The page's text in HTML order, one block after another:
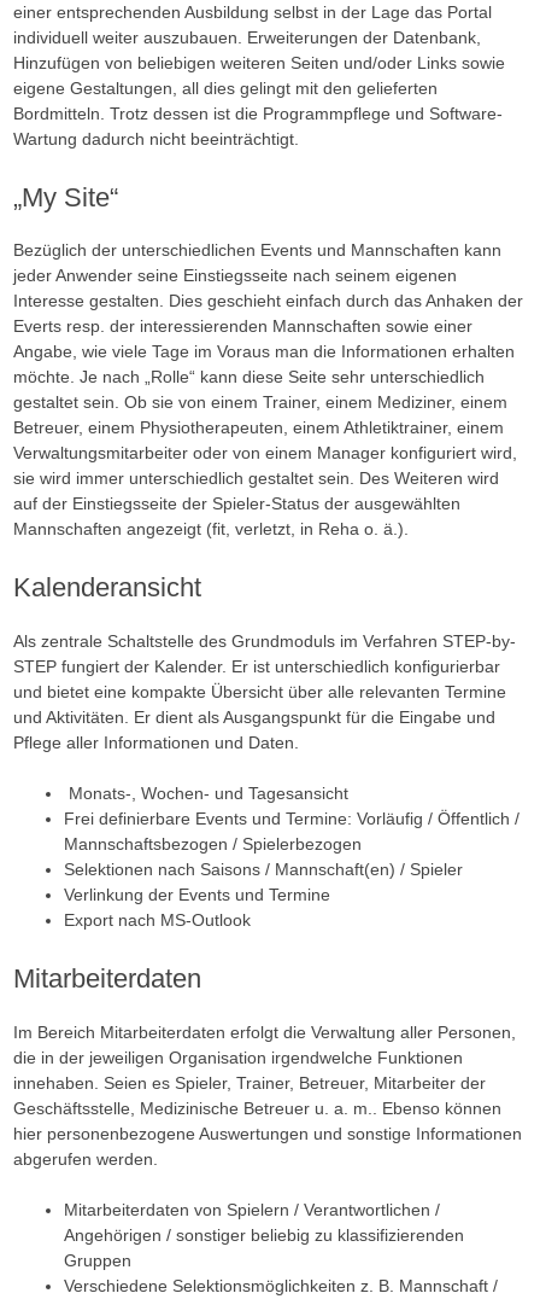
einer entsprechenden Ausbildung selbst in der Lage das Portal
individuell weiter auszubauen. Erweiterungen der Datenbank,
Hinzufügen von beliebigen weiteren Seiten und/oder Links sowie
eigene Gestaltungen, all dies gelingt mit den gelieferten
Bordmitteln. Trotz dessen ist die Programmpflege und Software-
Wartung dadurch nicht beeinträchtigt.
„My Site“
Bezüglich der unterschiedlichen Events und Mannschaften kann
jeder Anwender seine Einstiegsseite nach seinem eigenen
Interesse gestalten. Dies geschieht einfach durch das Anhaken der
Everts resp. der interessierenden Mannschaften sowie einer
Angabe, wie viele Tage im Voraus man die Informationen erhalten
möchte. Je nach „Rolle“ kann diese Seite sehr unterschiedlich
gestaltet sein. Ob sie von einem Trainer, einem Mediziner, einem
Betreuer, einem Physiotherapeuten, einem Athletiktrainer, einem
Verwaltungsmitarbeiter oder von einem Manager konfiguriert wird,
sie wird immer unterschiedlich gestaltet sein. Des Weiteren wird
auf der Einstiegsseite der Spieler-Status der ausgewählten
Mannschaften angezeigt (fit, verletzt, in Reha o. ä.).
Kalenderansicht
Als zentrale Schaltstelle des Grundmoduls im Verfahren STEP-by-
STEP fungiert der Kalender. Er ist unterschiedlich konfigurierbar
und bietet eine kompakte Übersicht über alle relevanten Termine
und Aktivitäten. Er dient als Ausgangspunkt für die Eingabe und
Pflege aller Informationen und Daten.
Monats-, Wochen- und Tagesansicht
Frei definierbare Events und Termine: Vorläufig / Öffentlich /
Mannschaftsbezogen / Spielerbezogen
Selektionen nach Saisons / Mannschaft(en) / Spieler
Verlinkung der Events und Termine
Export nach MS-Outlook
Mitarbeiterdaten
Im Bereich Mitarbeiterdaten erfolgt die Verwaltung aller Personen,
die in der jeweiligen Organisation irgendwelche Funktionen
innehaben. Seien es Spieler, Trainer, Betreuer, Mitarbeiter der
Geschäftsstelle, Medizinische Betreuer u. a. m.. Ebenso können
hier personenbezogene Auswertungen und sonstige Informationen
abgerufen werden.
Mitarbeiterdaten von Spielern / Verantwortlichen /
Angehörigen / sonstiger beliebig zu klassifizierenden
Gruppen
Verschiedene Selektionsmöglichkeiten z. B. Mannschaft /